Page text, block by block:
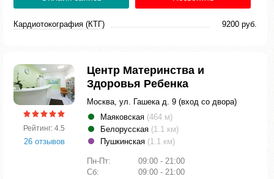
Кардиотокография (КТГ) 9200 руб.
Рейтинг: 4.5
26 отзывов
Центр Материнства и
Здоровья Ребенка
Москва, ул. Гашека д. 9 (вход со двора)
Маяковская (464 м)
Белорусская (1.1 км)
Пушкинская (1.1 км)
Пн-Пт:
09:00 - 21:00
Сб:
09:00 - 21:00